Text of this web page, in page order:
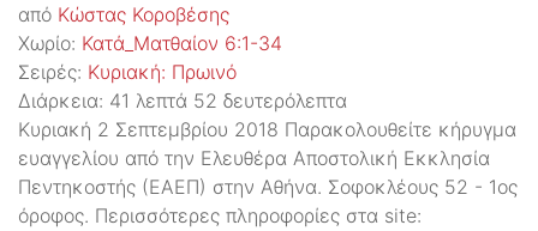
από Κώστας Κοροβέσης
Χωρίο: Κατά_Ματθαίον 6:1-34
Σειρές: Kυριακή: Πρωινό
Διάρκεια: 41 λεπτά 52 δευτερόλεπτα
Κυριακή 2 Σεπτεμβρίου 2018 Παρακολουθείτε κήρυγμα
ευαγγελίου από την Ελευθέρα Αποστολική Εκκλησία
Πεντηκοστής (ΕΑΕΠ) στην Αθήνα. Σοφοκλέους 52 - 1ος
όροφος. Περισσότερες πληροφορίες στα site: